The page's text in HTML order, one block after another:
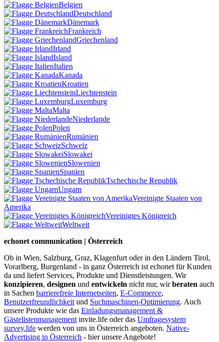
Belgien
Deutschland
Dänemark
Frankreich
Griechenland
Irland
Island
Italien
Kanada
Kroatien
Liechtenstein
Luxemburg
Malta
Niederlande
Polen
Rumänien
Schweiz
Slowakei
Slowenien
Spanien
Tschechische Republik
Ungarn
Vereinigte Staaten von
Amerika
Vereinigtes Königreich
Weltweit
echonet communication | Österreich
Ob in Wien, Salzburg, Graz, Klagenfurt oder in den Ländern Tirol,
Vorarlberg, Burgenland - in ganz Österreich ist echonet für Kunden
da und liefert Services, Produkte und Dienstleistungen. Wir
konzipieren, designen und entwickeln nicht nur, wirberaten auch
in Sachen barrierefreie Internetseiten, E-Commerce,
Benutzerfreundlichkeit und Suchmaschinen-Optimierung. Auch
unsere Produkte wie das Einladungsmanagement &
Gästelistenmanagement invite.life oder das Umfragesystem
survey.life werden von uns in Österreich angeboten. Native-
Advertising in Österreich - hier unsere Angebote!